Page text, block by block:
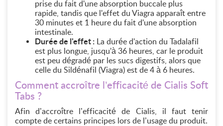
prise du fait d'une absorption buccale plus
rapide, tandis que l'effet du Viagra apparaît entre
30 minutes et 1 heure du fait d'une absorption
intestinale.
Durée de l'effet : La durée d'action du Tadalafil
est plus longue, jusqu'à 36 heures, car le produit
est peu dégradé par les sucs digestifs, alors que
celle du Sildénafil (Viagra) est de 4 à 6 heures.
Comment accroître l’efficacité de Cialis Soft
Tabs ?
Afin d’accroître l’efficacité de Cialis, il faut tenir
compte de certains principes lors de l’usage du produit.